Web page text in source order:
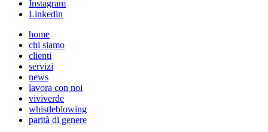
Instagram
Linkedin
home
chi siamo
clienti
servizi
news
lavora con noi
viviverde
whistleblowing
parità di genere